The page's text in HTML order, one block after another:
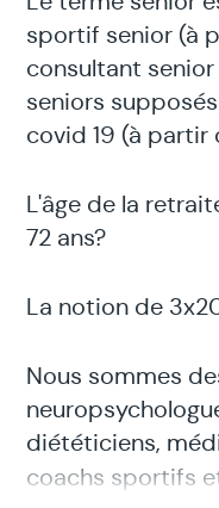
sportif senior (à
consultant
seniors
covid 19 (à partir
L'âge de la
72 ans?
La notion de
Nous sommes
diététiciens,
coachs sportifs